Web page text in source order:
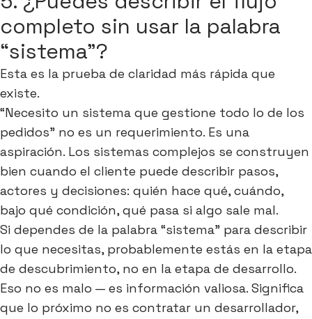
completo sin usar la palabra
“sistema”?
Esta es la prueba de claridad más rápida que
existe.
“Necesito un sistema que gestione todo lo de los
pedidos” no es un requerimiento. Es una
aspiración. Los sistemas complejos se construyen
bien cuando el cliente puede describir pasos,
actores y decisiones: quién hace qué, cuándo,
bajo qué condición, qué pasa si algo sale mal.
Si dependes de la palabra “sistema” para describir
lo que necesitas, probablemente estás en la etapa
de descubrimiento, no en la etapa de desarrollo.
Eso no es malo — es información valiosa. Significa
que lo próximo no es contratar un desarrollador,